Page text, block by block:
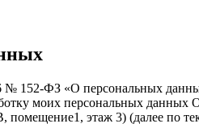
152-ФЗ «О персональных
моих персональных
этаж 3) (далее по